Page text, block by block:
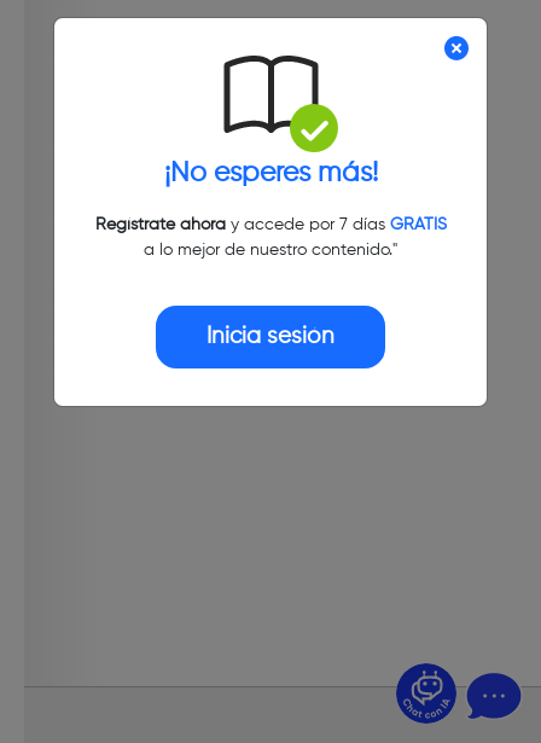
¡No esperes más!
Regístrate ahoray accede por 7 días GRATIS
a lo mejor de nuestro contenido."
Inicia sesión